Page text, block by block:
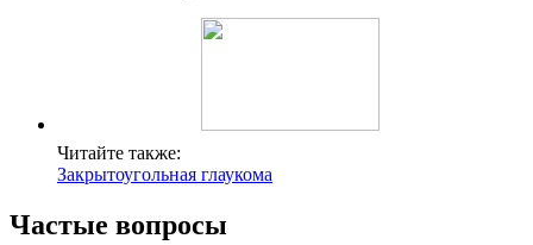
Читайте также:
Закрытоугольная глаукома
Частые вопросы